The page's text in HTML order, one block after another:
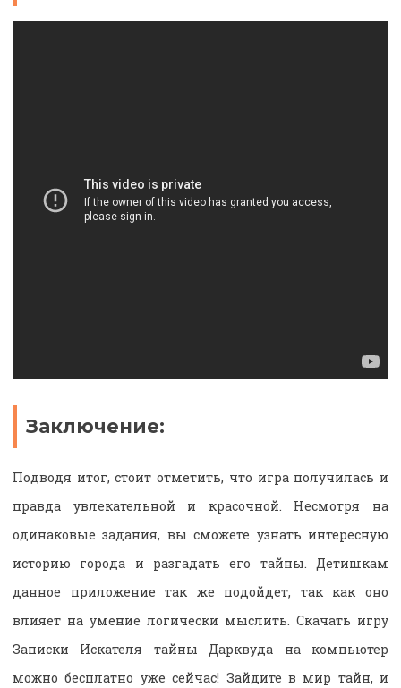
Заключение:
Подводя итог, стоит отметить, что игра получилась и
правда увлекательной и красочной. Несмотря на
одинаковые задания, вы сможете узнать интересную
историю города и разгадать его тайны. Детишкам
данное приложение так же подойдет, так как оно
влияет на умение логически мыслить. Скачать игру
Записки Искателя тайны Дарквуда на компьютер
можно бесплатно уже сейчас! Зайдите в мир тайн, и